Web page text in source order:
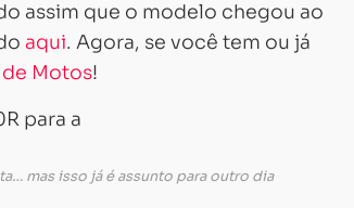
assim que o modelo chegou ao
aqui. Agora, se você tem ou já
Motos!
mas isso já é assunto para outro dia